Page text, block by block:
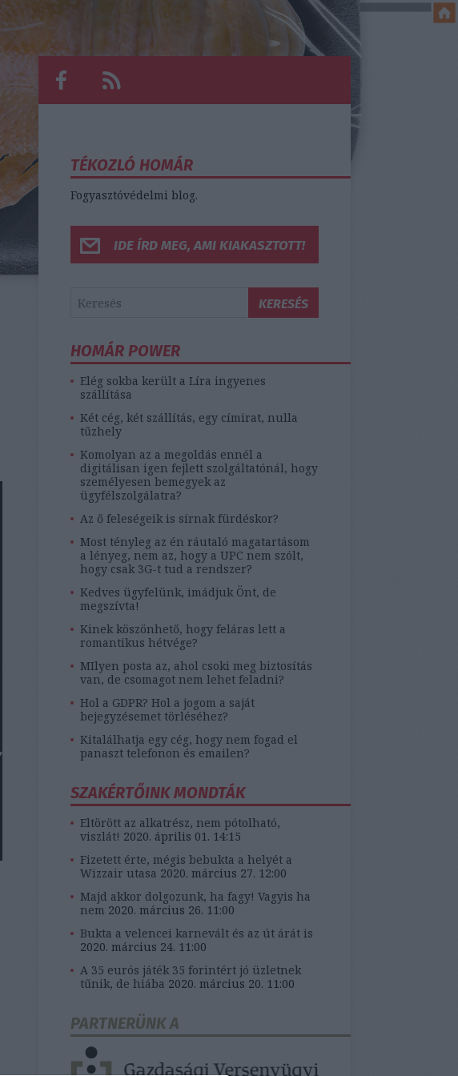
TÉKOZLÓ HOMÁR
Fogyasztóvédelmi blog.
IDE ÍRD MEG, AMI KIAKASZTOTT!
HOMÁR POWER
Elég sokba került a Líra ingyenes
szállítása
Két cég, két szállítás, egy címirat, nulla
tűzhely
Komolyan az a megoldás ennél a
digitálisan igen fejlett szolgáltatónál, hogy
személyesen bemegyek az
ügyfélszolgálatra?
Az ő feleségeik is sírnak fürdéskor?
Most tényleg az én ráutaló magatartásom
a lényeg, nem az, hogy a UPC nem szólt,
hogy csak 3G-t tud a rendszer?
Kedves ügyfelünk, imádjuk Önt, de
megszívta!
Kinek köszönhető, hogy feláras lett a
romantikus hétvége?
MIlyen posta az, ahol csoki meg biztosítás
van, de csomagot nem lehet feladni?
Hol a GDPR? Hol a jogom a saját
bejegyzésemet törléséhez?
Kitalálhatja egy cég, hogy nem fogad el
panaszt telefonon és emailen?
SZAKÉRTŐINK MONDTÁK
Eltörött az alkatrész, nem pótolható,
viszlát! 2020. április 01. 14:15
Fizetett érte, mégis bebukta a helyét a
Wizzair utasa 2020. március 27. 12:00
Majd akkor dolgozunk, ha fagy! Vagyis ha
nem 2020. március 26. 11:00
Bukta a velencei karnevált és az út árát is
2020. március 24. 11:00
A 35 eurós játék 35 forintért jó üzletnek
tűnik, de hiába 2020. március 20. 11:00
PARTNERÜNK A